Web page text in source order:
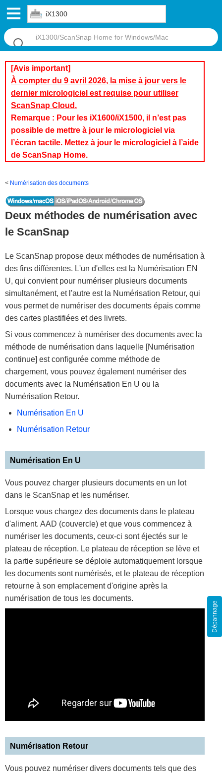
iX1300
[Avis important]
À compter du 9 avril 2026, la mise à jour vers le
dernier micrologiciel est requise pour utiliser
ScanSnap Cloud.
Remarque : Pour les iX1600/iX1500, il n’est pas
possible de mettre à jour le micrologiciel via
l’écran tactile. Mettez à jour le micrologiciel à l’aide
de ScanSnap Home.
Numérisation des documents
Deux méthodes de numérisation avec
le ScanSnap
Le ScanSnap propose deux méthodes de numérisation à
des fins différentes. L'un d'elles est la Numérisation EN
U, qui convient pour numériser plusieurs documents
simultanément, et l'autre est la Numérisation Retour, qui
vous permet de numériser des documents épais comme
des cartes plastifiées et des livrets.
Si vous commencez à numériser des documents avec la
méthode de numérisation dans laquelle [Numérisation
continue] est configurée comme méthode de
chargement, vous pouvez également numériser des
documents avec la Numérisation En U ou la
Numérisation Retour.
Numérisation En U
Numérisation Retour
Numérisation En U
Vous pouvez charger plusieurs documents en un lot
dans le ScanSnap et les numériser.
Lorsque vous chargez des documents dans le plateau
d'aliment. AAD (couvercle) et que vous commencez à
numériser les documents, ceux-ci sont éjectés sur le
plateau de réception. Le plateau de réception se lève et
la partie supérieure se déploie automatiquement lorsque
les documents sont numérisés, et le plateau de réception
retourne à son emplacement d'origine après la
numérisation de tous les documents.
Numérisation Retour
Vous pouvez numériser divers documents tels que des
Dépannage